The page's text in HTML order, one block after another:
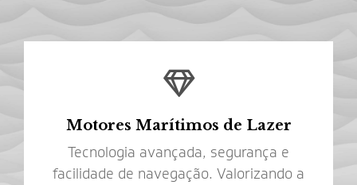
Motores Marítimos de Lazer
Tecnologia avançada, segurança e
facilidade de navegação. Valorizando a